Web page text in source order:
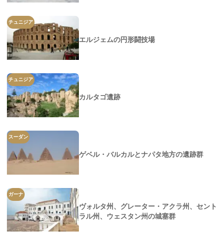
チュニジア
エルジェムの円形闘技場
チュニジア
カルタゴ遺跡
スーダン
ゲベル・バルカルとナパタ地方の遺跡群
ガーナ
ヴォルタ州、グレーター・アクラ州、セント
ラル州、ウェスタン州の城塞群